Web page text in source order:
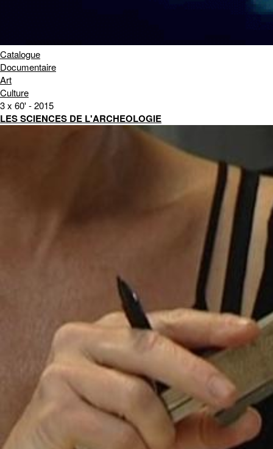
Catalogue
Documentaire
Art
Culture
3 x 60' - 2015
LES SCIENCES DE L'ARCHEOLOGIE